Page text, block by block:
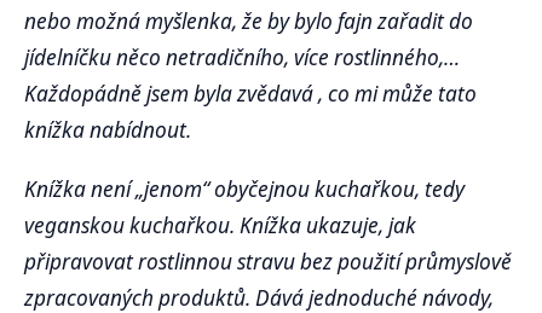
nebo možná myšlenka, že by bylo fajn zařadit do
jídelníčku něco netradičního, více rostlinného,…
Každopádně jsem byla zvědavá , co mi může tato
knížka nabídnout.
Knížka není „jenom“ obyčejnou kuchařkou, tedy
veganskou kuchařkou. Knížka ukazuje, jak
připravovat rostlinnou stravu bez použití průmyslově
zpracovaných produktů. Dává jednoduché návody,